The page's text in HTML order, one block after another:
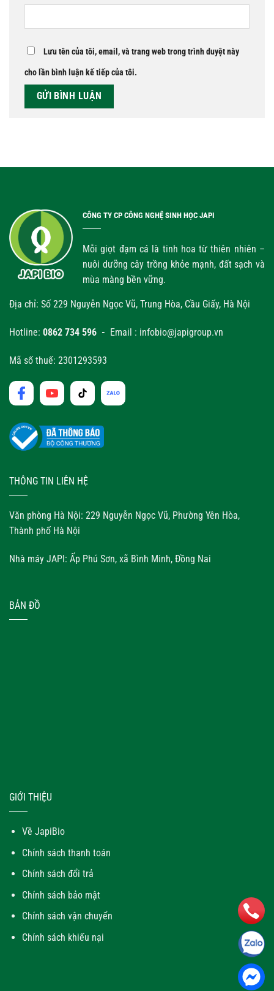
Lưu tên của tôi, email, và trang web trong trình duyệt này
cho lần bình luận kế tiếp của tôi.
CÔNG TY CP CÔNG NGHỆ SINH HỌC JAPI
Mỗi giọt đạm cá là tinh hoa từ thiên nhiên –
nuôi dưỡng cây trồng khỏe mạnh, đất sạch và
mùa màng bền vững.
Địa chỉ: Số 229 Nguyễn Ngọc Vũ, Trung Hòa, Cầu Giấy, Hà Nội
Hotline: 0862 734 596 - Email : infobio@japigroup.vn
Mã số thuế: 2301293593
THÔNG TIN LIÊN HỆ
Văn phòng Hà Nội: 229 Nguyễn Ngọc Vũ, Phường Yên Hòa,
Thành phố Hà Nội
Nhà máy JAPI: Ấp Phú Sơn, xã Bình Minh, Đồng Nai
BẢN ĐỒ
GIỚI THIỆU
Về JapiBio
Chính sách thanh toán
Chính sách đổi trả
Chính sách bảo mật
Chính sách vận chuyển
Chính sách khiếu nại